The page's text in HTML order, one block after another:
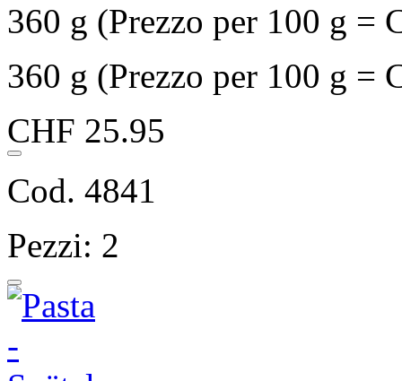
360 g (Prezzo per 100 g =
360 g (Prezzo per 100 g =
CHF 25.95
Cod. 4841
Pezzi: 2